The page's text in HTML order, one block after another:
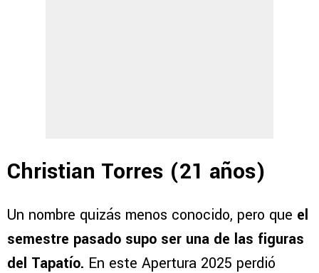
Christian Torres (21 años)
Un nombre quizás menos conocido, pero que el
semestre pasado supo ser una de las figuras
del Tapatío. En este Apertura 2025 perdió